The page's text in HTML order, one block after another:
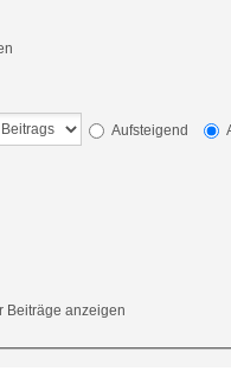
Aufsteigend
Beiträge anzeigen